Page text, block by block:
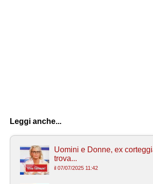
Leggi anche...
Uomini e Donne, ex
trova...
il 07/07/2025 11:42